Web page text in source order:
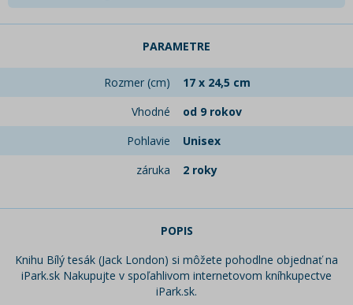
PARAMETRE
Rozmer (cm)
17 x 24,5 cm
Vhodné
od 9 rokov
Pohlavie
Unisex
záruka
2 roky
POPIS
Knihu Bílý tesák (Jack London) si môžete pohodlne objednať na
iPark.sk Nakupujte v spoľahlivom internetovom kníhkupectve
iPark.sk.